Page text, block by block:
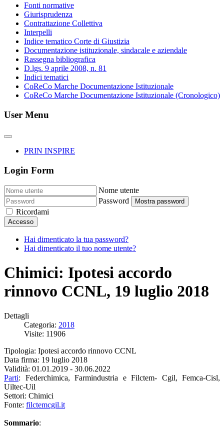
Fonti normative
Giurisprudenza
Contrattazione Collettiva
Interpelli
Indice tematico Corte di Giustizia
Documentazione istituzionale, sindacale e aziendale
Rassegna bibliografica
D.lgs. 9 aprile 2008, n. 81
Indici tematici
CoReCo Marche Documentazione Istituzionale
CoReCo Marche Documentazione Istituzionale (Cronologico)
User Menu
PRIN INSPIRE
Login Form
Nome utente
Password
Mostra password
Ricordami
Accesso
Hai dimenticato la tua password?
Hai dimenticato il tuo nome utente?
Chimici: Ipotesi accordo
rinnovo CCNL, 19 luglio 2018
Dettagli
Categoria: 2018
Visite: 11906
Tipologia: Ipotesi accordo rinnovo CCNL
Data firma: 19 luglio 2018
Validità: 01.01.2019 - 30.06.2022
Parti: Federchimica, Farmindustria e Filctem- Cgil, Femca-Cisl,
Uiltec-Uil
Settori: Chimici
Fonte: filctemcgil.it
Sommario: